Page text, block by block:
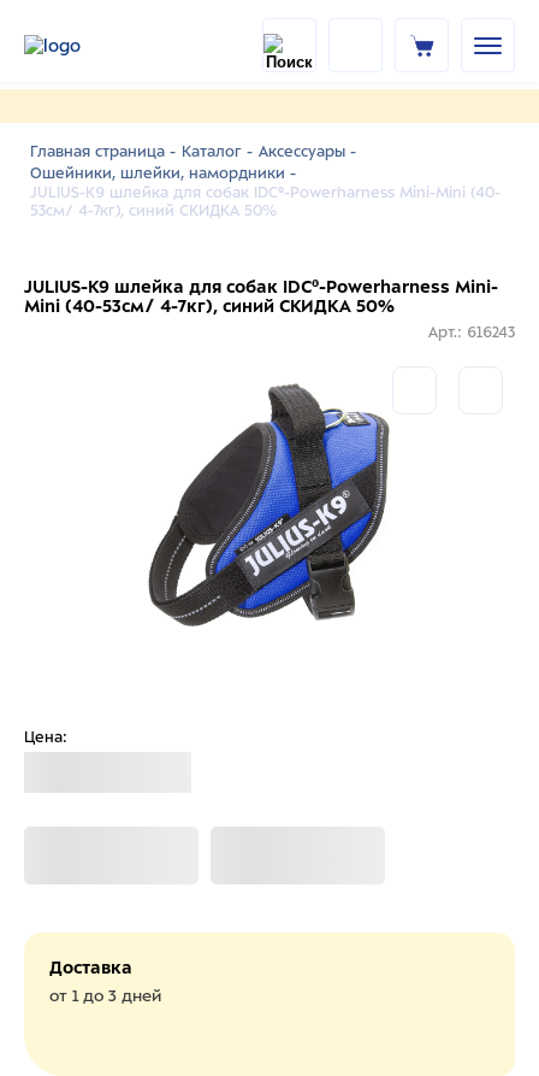
Главная страница - Каталог - Аксессуары -
Ошейники, шлейки, намордники -
JULIUS-K9 шлейка для собак IDC®-Powerharness Mini-Mini (40-
53см/ 4-7кг), синий СКИДКА 50%
JULIUS-K9 шлейка для собак IDC®-Powerharness Mini-
Mini (40-53см/ 4-7кг), синий СКИДКА 50%
Арт.: 616243
Цена:
Доставка
от 1 до 3 дней